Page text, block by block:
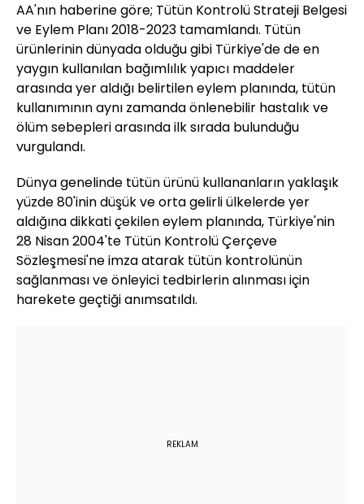
AA'nın haberine göre; Tütün Kontrolü Strateji Belgesi
ve Eylem Planı 2018-2023 tamamlandı. Tütün
ürünlerinin dünyada olduğu gibi Türkiye'de de en
yaygın kullanılan bağımlılık yapıcı maddeler
arasında yer aldığı belirtilen eylem planında, tütün
kullanımının aynı zamanda önlenebilir hastalık ve
ölüm sebepleri arasında ilk sırada bulunduğu
vurgulandı.
Dünya genelinde tütün ürünü kullananların yaklaşık
yüzde 80'inin düşük ve orta gelirli ülkelerde yer
aldığına dikkati çekilen eylem planında, Türkiye'nin
28 Nisan 2004'te Tütün Kontrolü Çerçeve
Sözleşmesi'ne imza atarak tütün kontrolünün
sağlanması ve önleyici tedbirlerin alınması için
harekete geçtiği anımsatıldı.
REKLAM